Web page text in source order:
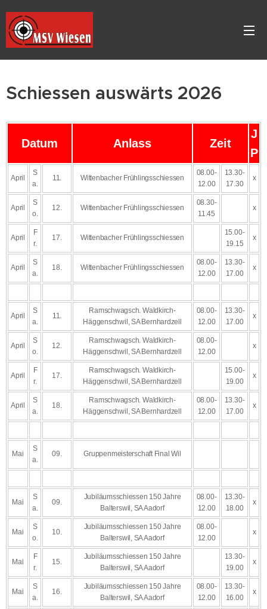
Schiessen auswärts 2026
Datum Anlass Zeit
J
P
April
S
a.
11. Wittenbacher Frühlingsschiessen
08.00-
12.00
13.30-
17.30
x
April
S
o.
12. Wittenbacher Frühlingsschiessen
08.30-
11.45
x
April
F
r.
17. Wittenbacher Frühlingsschiessen
15.00-
19.15
x
April
S
a.
18. Wittenbacher Frühlingsschiessen
08.00-
12.00
13.30-
17.00
x
April
S
a.
11.
Ramschwagsch. Waldkirch-
Häggenschwil, SA Bernhardzell
08.00-
12.00
13.30-
17.00
x
April
S
o.
12.
Ramschwagsch. Waldkirch-
Häggenschwil, SA Bernhardzell
08.00-
12.00
x
April
F
r.
17.
Ramschwagsch. Waldkirch-
Häggenschwil, SA Bernhardzell
15.00-
19.00
x
April
S
a.
18.
Ramschwagsch. Waldkirch-
Häggenschwil, SA Bernhardzell
08.00-
12.00
13.30-
17.00
x
Mai
S
a.
09. Gruppenmeisterschaft Final Wil
Mai
S
a.
09.
Jubiläumsschiessen 150 Jahre
Balterswil, SA Aadorf
08.00-
12.00
13.30-
18.00
x
Mai
S
o.
10.
Jubiläumsschiessen 150 Jahre
Balterswil, SA Aadorf
08.00-
12.00
x
Mai
F
r.
15.
Jubiläumsschiessen 150 Jahre
Balterswil, SA Aadorf
13.30-
19.00
x
Mai
S
a.
16.
Jubiläumsschiessen 150 Jahre
Balterswil, SA Aadorf
08.00-
12.00
13.30-
16.00
x